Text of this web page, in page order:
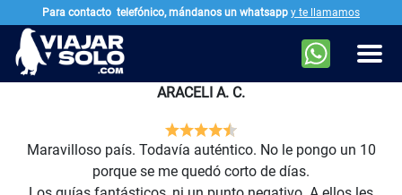
Ir al contenido principal
ARACELI A. C.
Maravilloso país. Todavía auténtico. No le pongo un 10
porque se me quedó corto de días.
Para contacto telefónico, mándanos un whatsapp y te llamamos